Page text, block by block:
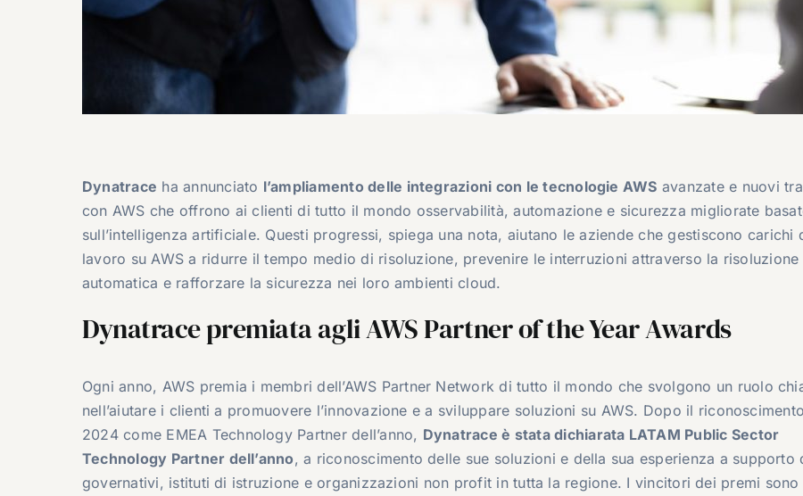
Dynatrace ha annunciato l’ampliamento delle integrazioni con le tecnologie AWS avanzate e nuovi
con AWS che offrono ai clienti di tutto il mondo osservabilità, automazione e sicurezza migliorate
sull’intelligenza artificiale. Questi progressi, spiega una nota, aiutano le aziende che gestiscono carichi
lavoro su AWS a ridurre il tempo medio di risoluzione, prevenire le interruzioni attraverso la risoluzione
automatica e rafforzare la sicurezza nei loro ambienti cloud.
Dynatrace premiata agli AWS Partner of the Year Awards
Ogni anno, AWS premia i membri dell’AWS Partner Network di tutto il mondo che svolgono un ruolo
nell’aiutare i clienti a promuovere l’innovazione e a sviluppare soluzioni su AWS. Dopo il
2024 come EMEA Technology Partner dell’anno, Dynatrace è stata dichiarata LATAM Public Sector
Technology Partner dell’anno, a riconoscimento delle sue soluzioni e della sua esperienza a supporto
governativi, istituti di istruzione e organizzazioni non profit in tutta la regione. I vincitori dei premi sono